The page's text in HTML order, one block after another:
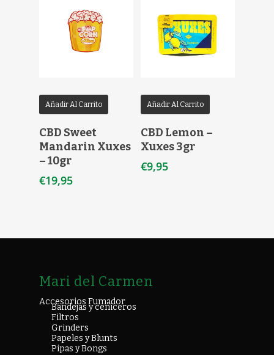
Añadir Al Carrito
CBD Sweet
Mandarin Xuxes
– 10gr
€19,95
Añadir Al Carrito
CBD Lemon –
Xuxes 3gr
€9,95
Mari del Carmen
Accesorios Fumador
Bandejas y ceniceros
Filtros
Grinders
Papeles y Blunts
Pipas y Bongs